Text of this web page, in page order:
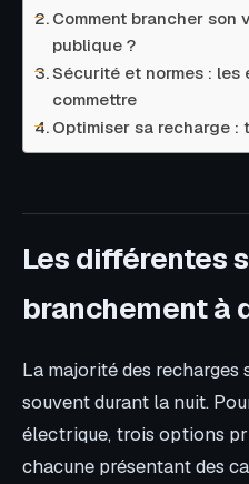
Comment brancher son
publique ?
Sécurité et normes : les
commettre
Optimiser sa recharge :
Les différentes
branchement à
La majorité des recharges
souvent durant la nuit.
électrique, trois options
chacune présentant des